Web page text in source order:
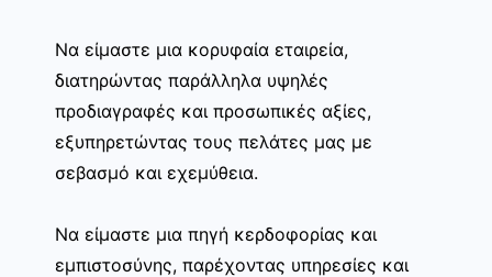
Να είμαστε μια κορυφαία εταιρεία,
διατηρώντας παράλληλα υψηλές
προδιαγραφές και προσωπικές αξίες,
εξυπηρετώντας τους πελάτες μας με
σεβασμό και εχεμύθεια.
Να είμαστε μια πηγή κερδοφορίας και
εμπιστοσύνης, παρέχοντας υπηρεσίες και